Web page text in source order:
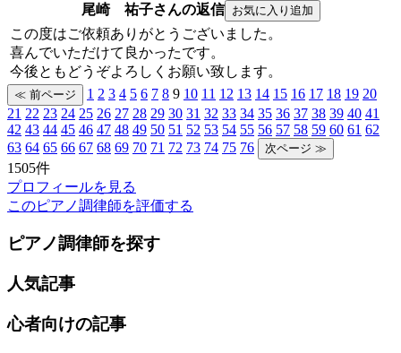
尾崎 祐子さんの返信
この度はご依頼ありがとうございました。
喜んでいただけて良かったです。
今後ともどうぞよろしくお願い致します。
1 2 3 4 5 6 7 8 9 10 11 12 13 14 15 16 17 18 19 20
21 22 23 24 25 26 27 28 29 30 31 32 33 34 35 36 37 38 39 40 41
42 43 44 45 46 47 48 49 50 51 52 53 54 55 56 57 58 59 60 61 62
63 64 65 66 67 68 69 70 71 72 73 74 75 76
1505件
プロフィールを見る
このピアノ調律師を評価する
ピアノ調律師を探す
人気記事
心者向けの記事